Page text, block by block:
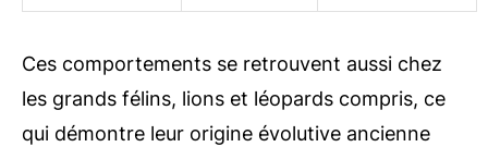
Ces comportements se retrouvent aussi chez
les grands félins, lions et léopards compris, ce
qui démontre leur origine évolutive ancienne